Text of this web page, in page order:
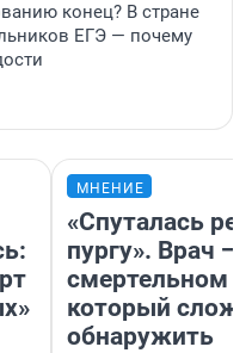
конец? В стране
ЕГЭ — почему
МНЕНИЕ
«Спуталась
пургу». Врач —
смертельном
который
обнаружить